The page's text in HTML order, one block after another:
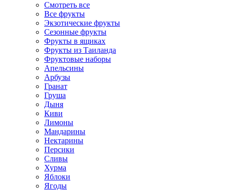
Смотреть все
Все фрукты
Экзотические фрукты
Сезонные фрукты
Фрукты в ящиках
Фрукты из Таиланда
Фруктовые наборы
Апельсины
Арбузы
Гранат
Груша
Дыня
Киви
Лимоны
Мандарины
Нектарины
Персики
Сливы
Хурма
Яблоки
Ягоды